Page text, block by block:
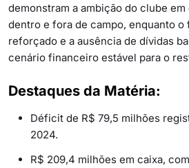
demonstram a ambição do clube
dentro e fora de campo, enquanto o
reforçado e a ausência de dívidas
cenário financeiro estável para o
Destaques da Matéria:
Déficit de R$ 79,5 milhões
2024.
R$ 209,4 milhões em caixa,